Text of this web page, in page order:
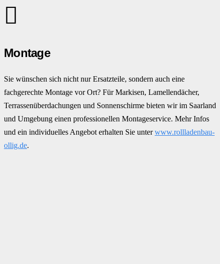
Montage
Sie wünschen sich nicht nur Ersatzteile, sondern auch eine
fachgerechte Montage vor Ort? Für Markisen, Lamellendächer,
Terrassenüberdachungen und Sonnenschirme bieten wir im Saarland
und Umgebung einen professionellen Montageservice. Mehr Infos
und ein individuelles Angebot erhalten Sie unterwww.rollladenbau-
ollig.de.